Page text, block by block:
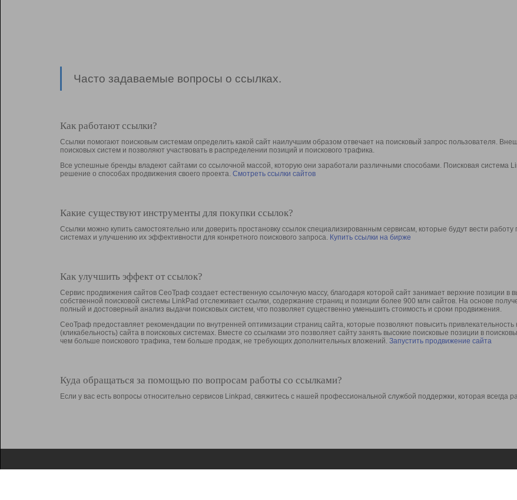
Часто задаваемые вопросы о ссылках.
Как работают ссылки?
Ссылки помогают поисковым системам определить какой сайт наилучшим образом отвечает на поисковый запрос пользователя.
поисковых систем и позволяют участвовать в раcпределении позиций и поискового трафика.
Все успешные бренды владеют сайтами со ссылочной массой, которую они заработали различными способами. Поисковая система
решение о способах продвижения своего проекта. Смотреть ссылки сайтов
Какие существуют инструменты для покупки ссылок?
Ссылки можно купить самостоятельно или доверить простановку ссылок специализированным сервисам, которые будут вести
системах и улучшению их эффективности для конкретного поискового запроса. Купить ссылки на бирже
Как улучшить эффект от ссылок?
Сервис продвижения сайтов СеоТраф создает естественную ссылочную массу, благодаря которой сайт занимает верхние позиции
собственной поисковой системы LinkPad отслеживает ссылки, содержание страниц и позиции более 900 млн сайтов. На основе
полный и достоверный анализ выдачи поисковых систем, что позволяет существенно уменьшить стоимость и сроки продвижения.
СеоТраф предоставляет рекомендации по внутренней оптимизации страниц сайта, которые позволяют повысить привлекательность
(кликабельность) сайта в поисковых системах. Вместе со ссылками это позволяет сайту занять высокие поисковые позиции в
чем больше поискового трафика, тем больше продаж, не требующих дополнительных вложений. Запустить продвижение сайта
Куда обращаться за помощью по вопросам работы со ссылками?
Если у вас есть вопросы относительно сервисов Linkpad, свяжитесь с нашей профессиональной службой поддержки, которая